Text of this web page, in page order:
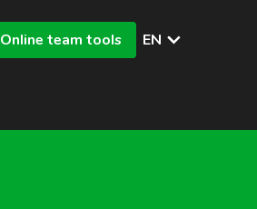
Online team tools EN